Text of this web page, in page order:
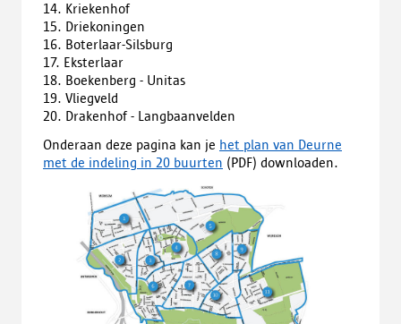
14. Kriekenhof
15. Driekoningen
16. Boterlaar-Silsburg
17. Eksterlaar
18. Boekenberg - Unitas
19. Vliegveld
20. Drakenhof - Langbaanvelden
Onderaan deze pagina kan je het plan van Deurne
met de indeling in 20 buurten (PDF) downloaden.